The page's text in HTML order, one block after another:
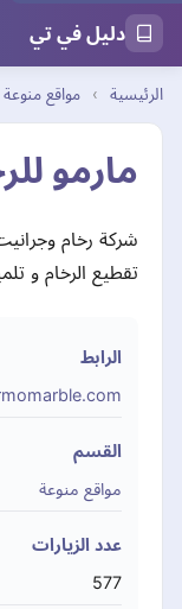
دليل في تي
الرئيسية › مواقع منوعة
مارمو
شركة رخام
تقطيع الرخام و
الرابط
القسم
مواقع منوعة
عدد الزيارات
577